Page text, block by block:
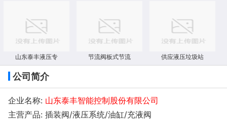
山东泰丰液压专 节流阀板式节流 供应液压垃圾站
公司简介
企业名称: 山东泰丰智能控制股份有限公司
主营产品: 插装阀/液压系统/油缸/充液阀